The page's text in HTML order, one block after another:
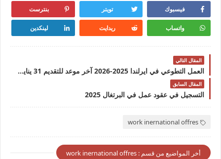
فيسبوك تويتر بنترست
واتساب ريدايت لينكدين
المقال التالي
العمل التطوعي في ايرلندا 2025-2026 آخر موعد للتقديم 31 يناير 2025
المقال السابق
التسجيل في عقود عمل في البرتغال 2025
work inernational offres
أخر المواضيع من قسم : work inernational offres